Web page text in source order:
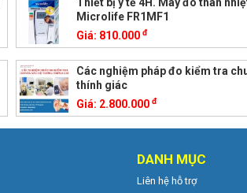
Microlife FR1MF1
Giá: 810.000đ
Các nghiệm pháp đo kiểm tra
thính giác
Giá: 2.800.000đ
DANH MỤC
Liên hệ hỗ trợ